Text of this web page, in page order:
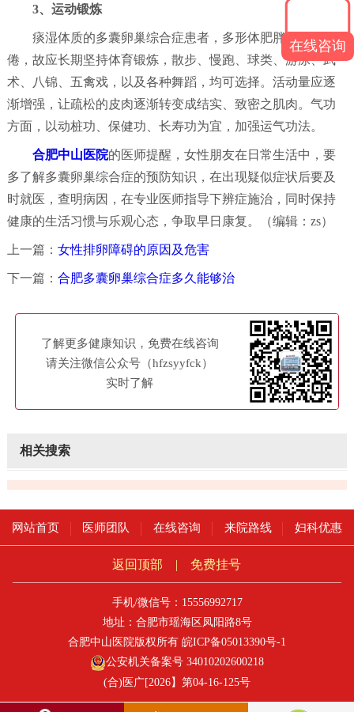
3、运动锻炼
痰湿体质的多囊卵巢综合症患者，多形体肥胖，身重易
倦，故应长期坚持体育锻炼，散步、慢跑、球类、游泳、武
术、八锦、五禽戏，以及各种舞蹈，均可选择。活动量应逐
渐增强，让疏松的皮肉逐渐转变成结实、致密之肌肉。气功
方面，以动桩功、保健功、长寿功为宜，加强运气功法。
合肥中山医院的医师提醒，女性朋友在日常生活中，要
多了解多囊卵巢综合症的预防知识，在出现疑似症状后要及
时就医，查明病因，在专业医师指导下辨症施治，同时保持
健康的生活习惯与乐观心态，争取早日康复。（编辑：zs）
上一篇： 女性排卵障碍的原因及危害
下一篇： 合肥多囊卵巢综合症多久能够治
了解更多健康知识，免费在线咨询
请关注微信公众号（hfzsyyfck）
实时了解
相关搜索
网站首页 医师团队 在线咨询 来院路线 妇科优惠
返回顶部 | 免费挂号
手机/微信号：15556992717
地址：合肥市瑶海区凤阳路8号
合肥中山医院版权所有 皖ICP备05013390号-1
公安机关备案号 34010202600218
(合)医广[2026】第04-16-125号
在线咨询